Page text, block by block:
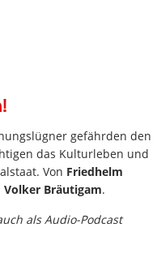
gefährden den
das Kulturleben und
Von Friedhelm
Volker Bräutigam.
als Audio-Podcast